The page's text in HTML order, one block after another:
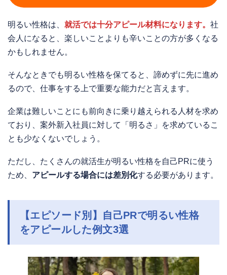
明るい性格は、 就活では十分アピール材料になります。 社
会人になると、楽しいことよりも辛いことの方が多くなる
かもしれません。
そんなときでも明るい性格を保てると、諦めずに先に進め
るので、仕事をする上で重要な能力だと言えます。
企業は難しいことにも前向きに乗り越えられる人材を求め
ており、案外新入社員に対して「明るさ」を求めているこ
とも少なくないでしょう。
ただし、たくさんの就活生が明るい性格を自己PRに使う
ため、 アピールする場合には差別化する必要があります。
【エピソード別】自己PRで明るい性格
をアピールした例文3選